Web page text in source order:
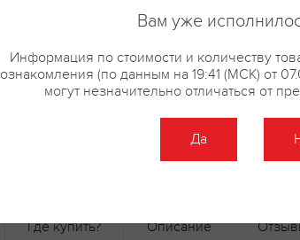
Где купить? Описание
Вам уже
Информация по стоимости и количеству
ознакомления (по данным на 19:41 (МСК) от
могут незначительно отличаться от
Да